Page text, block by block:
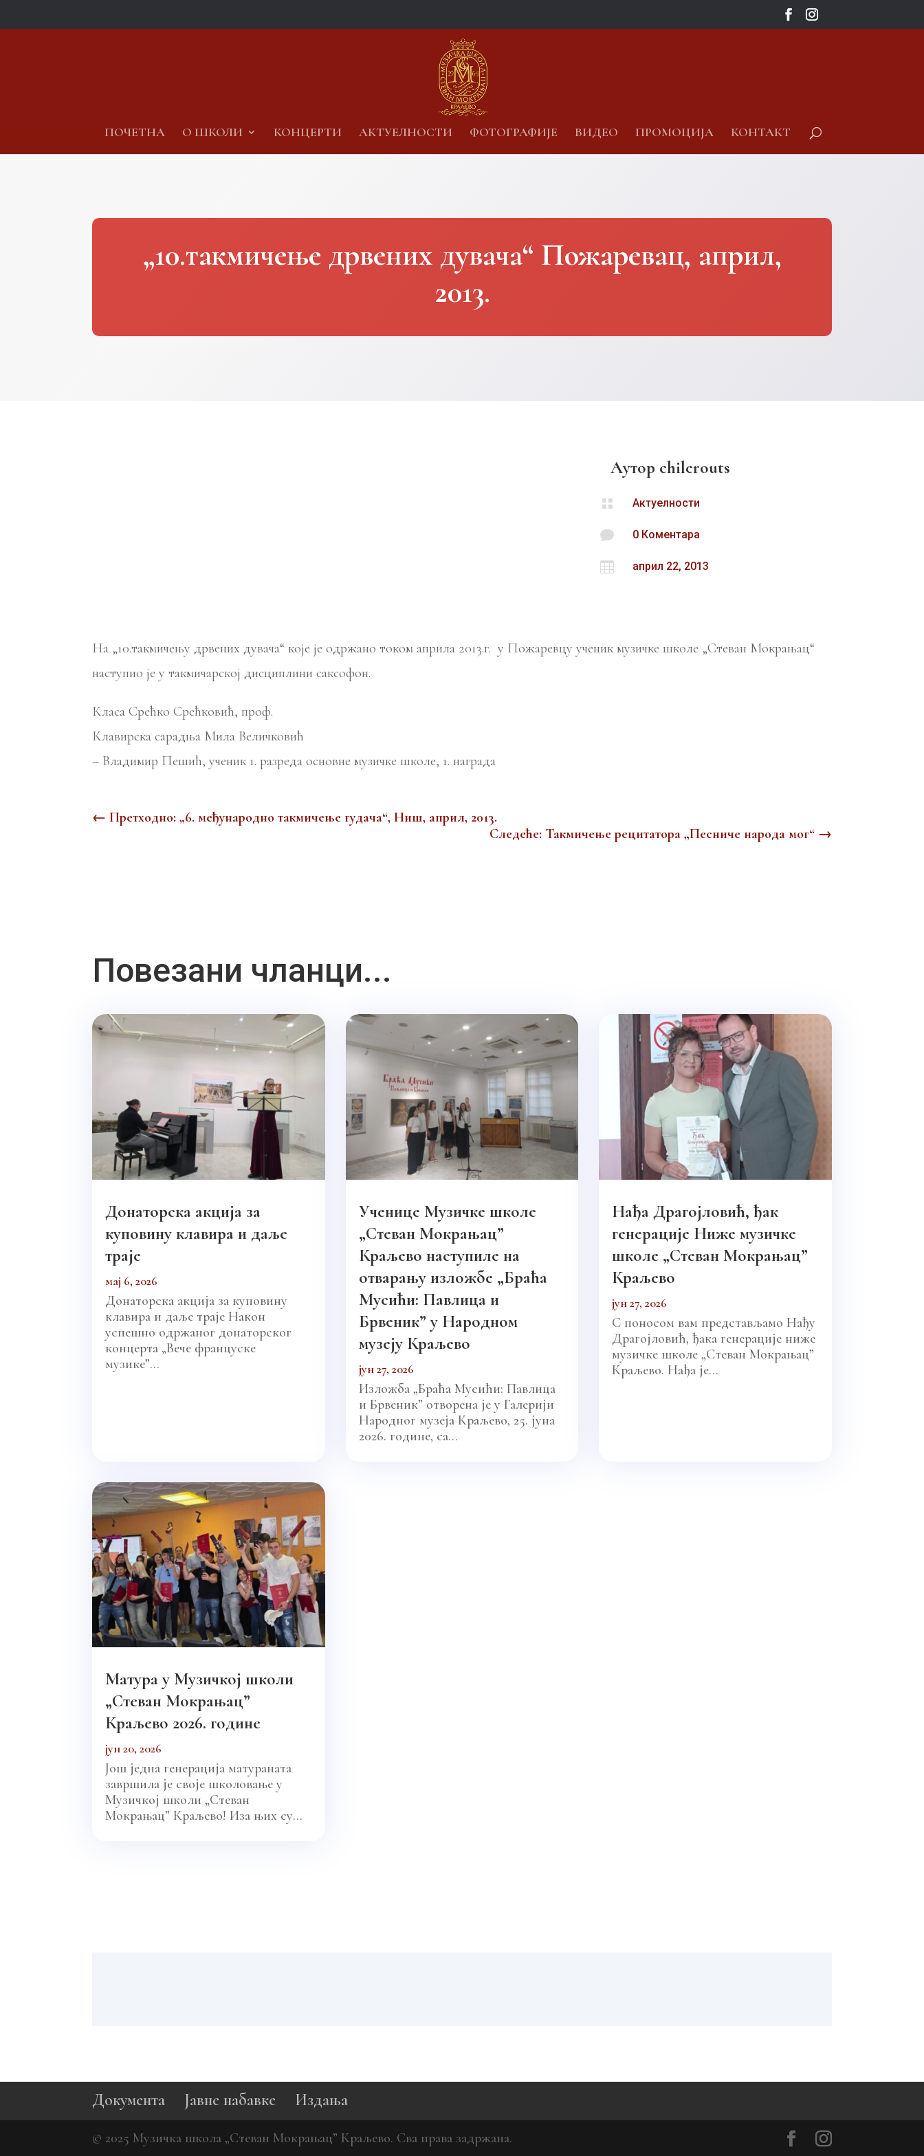
ПОЧЕТНА О ШКОЛИ КОНЦЕРТИ АКТУЕЛНОСТИ ФОТОГРАФИЈЕ ВИДЕО ПРОМОЦИЈА КОНТАКТ
„10.такмичење дрвених дувача“ Пожаревац, април,
2013.
Аутор chilerouts
 Актуелности
 0 Коментара
 април 22, 2013
На „10.такмичењу дрвених дувача“ које је одржано током априла 2013.г. у Пожаревцу ученик музичке школе „Стеван Мокрањац“
наступио је у такмичарској дисциплини саксофон.
Класа Срећко Срећковић, проф.
Клавирска сарадња Мила Величковић
– Владимир Пешић, ученик 1. разреда основне музичке школе, 1. награда
←Претходно: „6. међународно такмичење гудача“, Ниш, април, 2013.
Следеће: Такмичење рецитатора „Песниче народа мог“ →
Повезани чланци...
Донаторска акција за
куповину клавира и даље
траје
мај 6, 2026
Донаторска акција за куповину
клавира и даље траје Након
успешно одржаног донаторског
концерта „Вече француске
музике”...
Ученице Музичке школе
„Стеван Мокрањац”
Краљево наступиле на
отварању изложбе „Браћа
Мусићи: Павлица и
Брвеник” у Народном
музеју Краљево
јун 27, 2026
Изложба „Браћа Мусићи: Павлица
и Брвеник” отворена је у Галерији
Народног музеја Краљево, 25. јуна
2026. године, са...
Нађа Драгојловић, ђак
генерације Ниже музичке
школе „Стеван Мокрањац”
Краљево
јун 27, 2026
С поносом вам представљамо Нађу
Драгојловић, ђака генерације ниже
музичке школе „Стеван Мокрањац”
Краљево. Нађа је...
Матура у Музичкој школи
„Стеван Мокрањац”
Краљево 2026. године
јун 20, 2026
Још једна генерација матураната
завршила је своје школовање у
Музичкој школи „Стеван
Мокрањац” Краљево! Иза њих су...
Документа Јавне набавке Издања
© 2025 Музичка школа „Стеван Мокрањац” Краљево. Сва права задржана.